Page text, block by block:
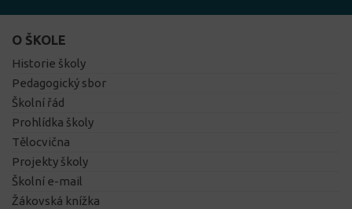
O ŠKOLE
Historie školy
Pedagogický sbor
Školní řád
Prohlídka školy
Tělocvična
Projekty školy
Školní e-mail
Žákovská knížka